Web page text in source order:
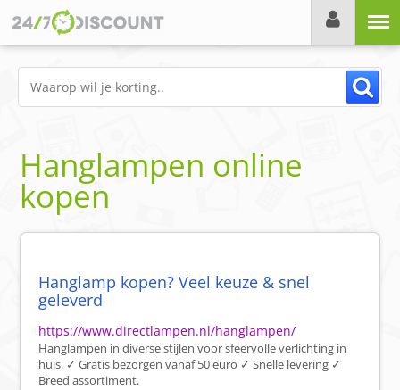
Hanglampen online
kopen
Hanglamp kopen? Veel keuze & snel
geleverd
https://www.directlampen.nl/hanglampen/
Hanglampen in diverse stijlen voor sfeervolle verlichting in
huis. ✓ Gratis bezorgen vanaf 50 euro ✓ Snelle levering ✓
Breed assortiment.